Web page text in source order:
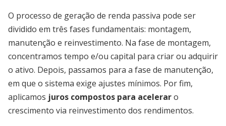
O processo de geração de renda passiva pode ser
dividido em três fases fundamentais: montagem,
manutenção e reinvestimento. Na fase de montagem,
concentramos tempo e/ou capital para criar ou adquirir
o ativo. Depois, passamos para a fase de manutenção,
em que o sistema exige ajustes mínimos. Por fim,
aplicamos juros compostos para aceleraro
crescimento via reinvestimento dos rendimentos.